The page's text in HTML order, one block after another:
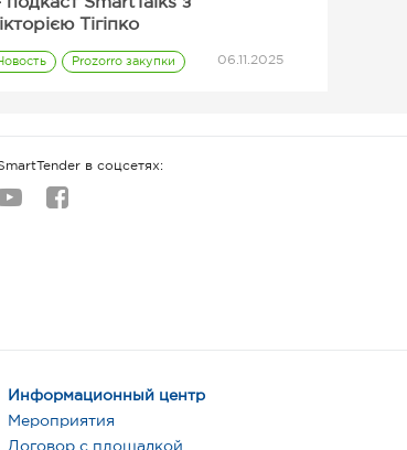
Тігіпко
Prozorro закупки 06.11.2025
в соцсетях:
Информационный центр
Мероприятия
Договор с площадкой